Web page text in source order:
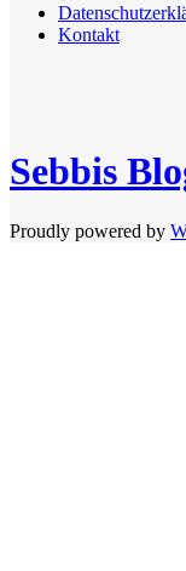
Kontakt
Sebbis
Proudly powered by